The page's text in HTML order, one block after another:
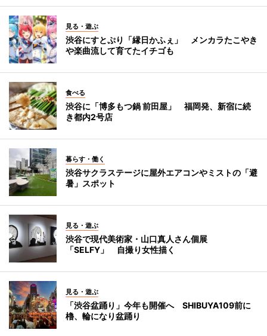
見る・遊ぶ
渋谷にすとぷり「縁日かふぇ」 メンカラたこやき
や楽曲流して育てたイチゴも
食べる
渋谷に「博多もつ鍋 前田屋」 福岡発、新宿に続
き都内2号店
暮らす・働く
渋谷サクラステージに屋外エアコンやミストの「避
暑」スポット
見る・遊ぶ
渋谷で現代美術家・山口真人さん個展
「SELFY」 自撮り女性描く
見る・遊ぶ
「渋谷盆踊り」今年も開催へ SHIBUYA109前に
櫓、輪になり盆踊り